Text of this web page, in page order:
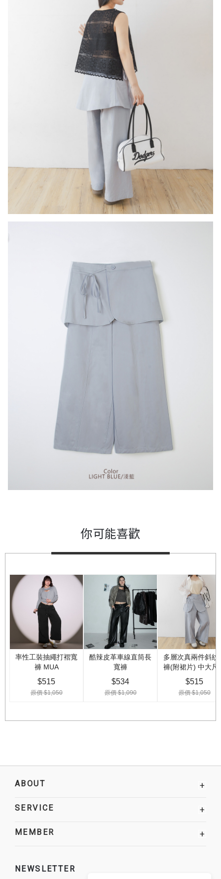
你可能喜歡
ABOUT +
SERVICE +
MEMBER +
NEWSLETTER